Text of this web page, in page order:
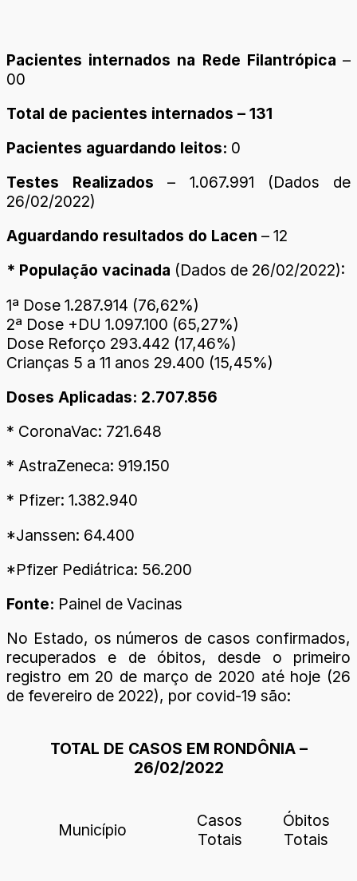
Pacientes internados na Rede Filantrópica –
00
Total de pacientes internados – 131
Pacientes aguardando leitos: 0
Testes Realizados – 1.067.991 (Dados de
26/02/2022)
Aguardando resultados do Lacen – 12
* População vacinada (Dados de 26/02/2022):
1ª Dose 1.287.914 (76,62%)
2ª Dose +DU 1.097.100 (65,27%)
Dose Reforço 293.442 (17,46%)
Crianças 5 a 11 anos 29.400 (15,45%)
Doses Aplicadas: 2.707.856
* CoronaVac: 721.648
* AstraZeneca: 919.150
* Pfizer: 1.382.940
*Janssen: 64.400
*Pfizer Pediátrica: 56.200
Fonte: Painel de Vacinas
No Estado, os números de casos confirmados,
recuperados e de óbitos, desde o primeiro
registro em 20 de março de 2020 até hoje (26
de fevereiro de 2022), por covid-19 são:
TOTAL DE CASOS EM RONDÔNIA –
26/02/2022
Município
Casos
Totais
Óbitos
Totais